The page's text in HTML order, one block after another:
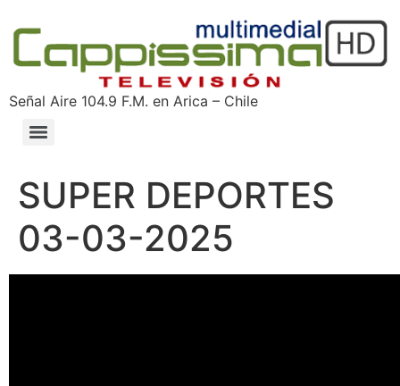
Señal Aire 104.9 F.M. en Arica – Chile
SUPER DEPORTES
03-03-2025